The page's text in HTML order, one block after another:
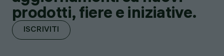
prodotti, fiere e iniziative.
ISCRIVITI